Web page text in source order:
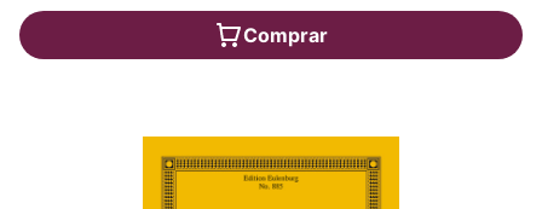
Comprar